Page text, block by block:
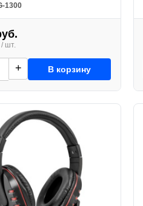
1300
шт.
+ В корзину